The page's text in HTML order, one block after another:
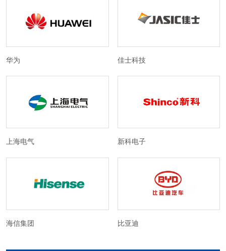
华为 佳士科技
上海电气 新科电子
海信集团 比亚迪